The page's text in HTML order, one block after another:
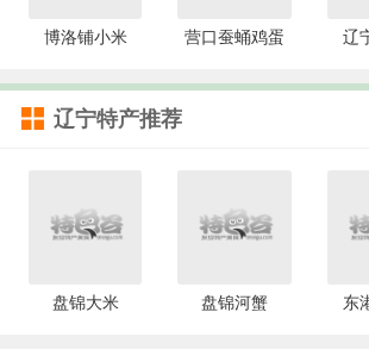
博洛铺小米 营口蚕蛹鸡蛋 辽
辽宁特产推荐
盘锦大米 盘锦河蟹 东